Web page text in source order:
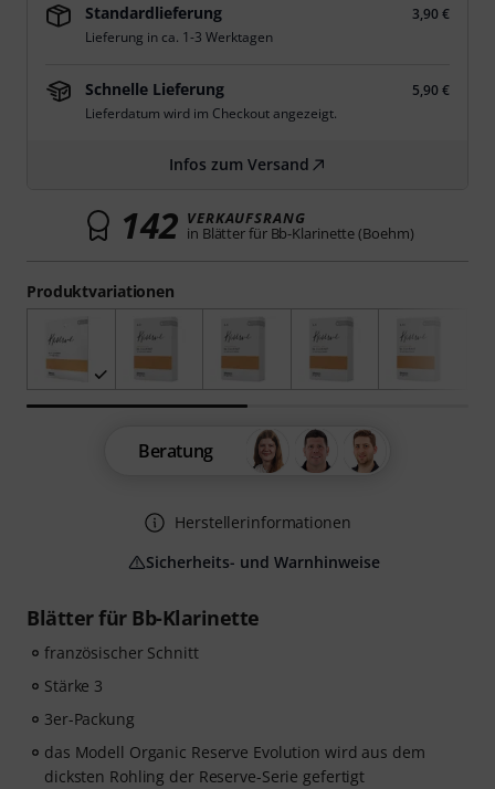
Blätter für Bb-Klarinette
französischer Schnitt
Stärke 3
3er-Packung
das Modell Organic Reserve Evolution wird aus dem
dicksten Rohling der Reserve-Serie gefertigt
Produktvariationen
Standardlieferung
3,90 €
Lieferung in ca. 1-3 Werktagen
Schnelle Lieferung
5,90 €
Lieferdatum wird im Checkout angezeigt.
Infos zum Versand
142 VERKAUFSRANG
in Blätter für Bb-Klarinette (Boehm)
Beratung
Herstellerinformationen
Sicherheits- und Warnhinweise